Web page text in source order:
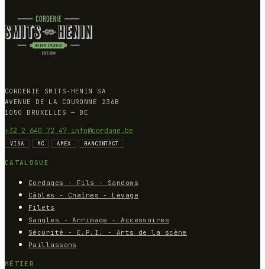
CORDERIE SMITS-HENIN SA
AVENUE DE LA COURONNE 236B
1050 BRUXELLES — BE
+32 2 640 72 47 info@cordage.be
VISA MC AMEX BANCONTACT
CATALOGUE
Cordages - Fils - Sandows
Câbles - Chaînes - Levage
Filets
Sangles - Arrimage - Accessoires
Sécurité - E.P.I. - Arts de la scène
Paillassons
MÉTIER